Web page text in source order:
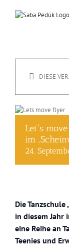
DIESE
Let´s
im
24.
Die
in diesem Jahr
eine Reihe an
Teenies und